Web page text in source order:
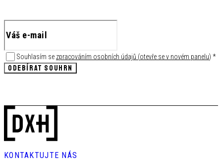
Souhlasím se zpracováním osobních údajů (otevře se v novém panelu) *
ODEBÍRAT SOUHRN
KONTAKTUJTE NÁS